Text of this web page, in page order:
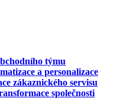
týmu
a personalizace
zákaznického servisu
společnosti